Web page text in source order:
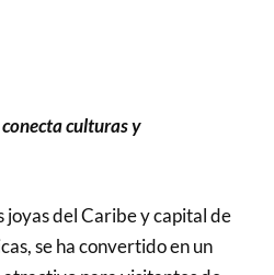
culturas y
joyas del Caribe y capital de
se ha convertido en un